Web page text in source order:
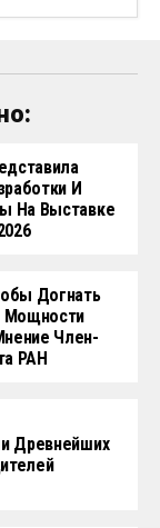
И
На Выставке
Догнать
Член-
РАН
Древнейших